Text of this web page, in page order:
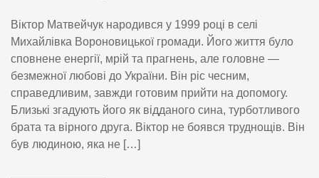
Віктор Матвейчук народився у 1999 році в селі
Михайлівка Вороновицької громади. Його життя було
сповнене енергії, мрій та прагнень, але головне —
безмежної любові до України. Він ріс чесним,
справедливим, завжди готовим прийти на допомогу.
Близькі згадують його як відданого сина, турботливого
брата та вірного друга. Віктор не боявся труднощів. Він
був людиною, яка не […]